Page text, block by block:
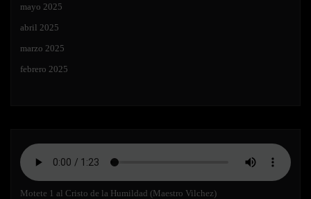
mayo 2025
abril 2025
marzo 2025
febrero 2025
Motete 1 al Cristo de la Humildad (Maestro Vilchez)